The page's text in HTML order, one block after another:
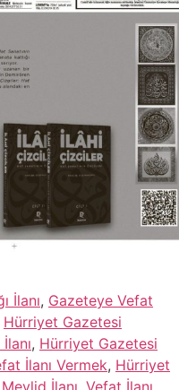
İlanı, Gazeteye Vefat
Hürriyet Gazetesi
, Hürriyet Gazetesi
İlanı Vermek, Hürriyet